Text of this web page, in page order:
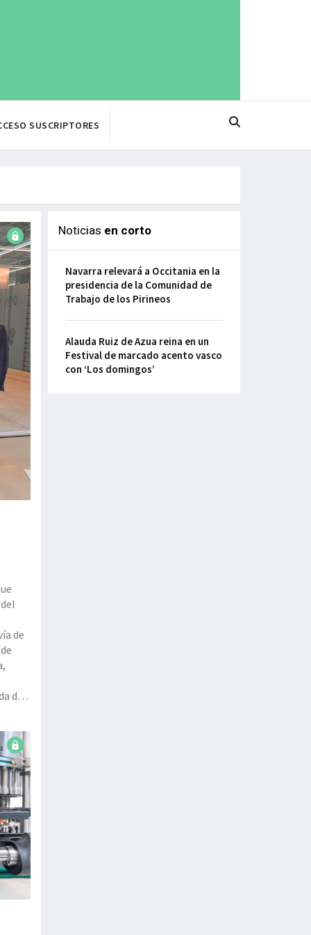
SUSCRIPTORES
de
de
Noticias en corto
Navarra relevará a Occitania en la
presidencia de la Comunidad de
Trabajo de los Pirineos
Alauda Ruiz de Azua reina en un
Festival de marcado acento vasco
con ‘Los domingos’